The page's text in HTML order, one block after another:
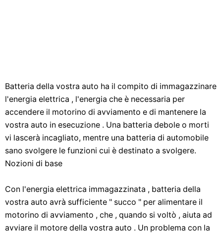
Batteria della vostra auto ha il compito di immagazzinare
l'energia elettrica , l'energia che è necessaria per
accendere il motorino di avviamento e di mantenere la
vostra auto in esecuzione . Una batteria debole o morti
vi lascerà incagliato, mentre una batteria di automobile
sano svolgere le funzioni cui è destinato a svolgere.
Nozioni di base
Con l'energia elettrica immagazzinata , batteria della
vostra auto avrà sufficiente " succo " per alimentare il
motorino di avviamento , che , quando si voltò , aiuta ad
avviare il motore della vostra auto . Un problema con la